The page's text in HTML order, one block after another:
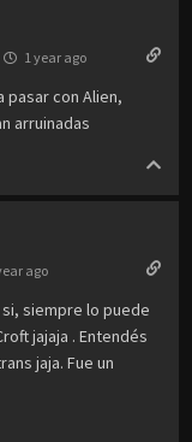
1 year ago
pasar con Alien,
arruinadas
ago
siempre lo puede
jajaja . Entendés
jaja. Fue un